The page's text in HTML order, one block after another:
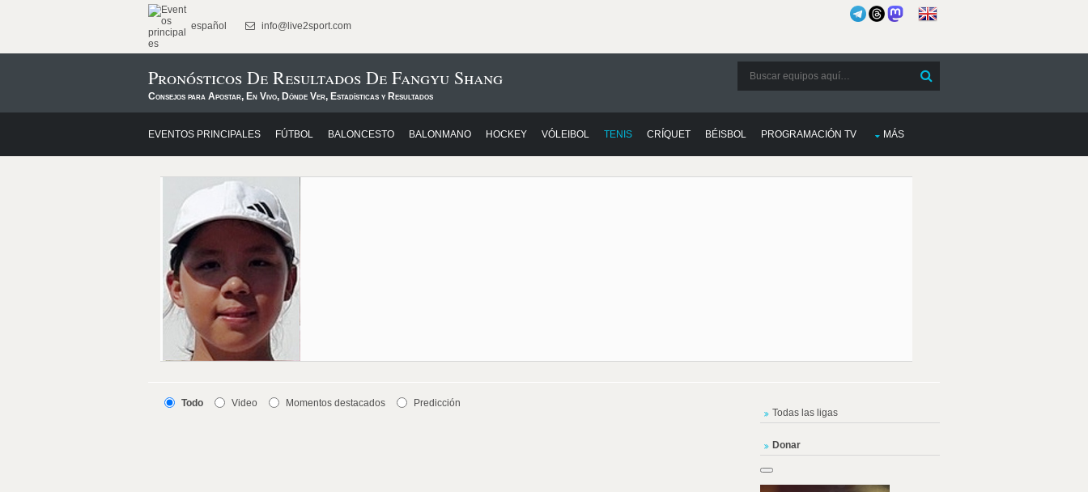
español info@live2sport.com
Pronósticos De Resultados De Fangyu Shang
Consejos para Apostar, En Vivo, Dónde Ver, Estadísticas y Resultados
EVENTOS PRINCIPALES FÚTBOL BALONCESTO BALONMANO HOCKEY VÓLEIBOL TENIS CRÍQUET BÉISBOL PROGRAMACIÓN TV MÁS
Todo Video Momentos destacados Predicción
Todas las ligas
Donar